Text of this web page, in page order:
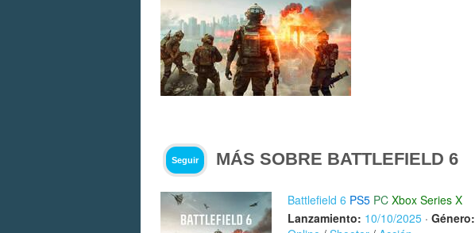
Seguir MÁS SOBRE BATTLEFIELD 6
Battlefield 6 PS5 PC Xbox Series X
Lanzamiento: 10/10/2025 · Género: